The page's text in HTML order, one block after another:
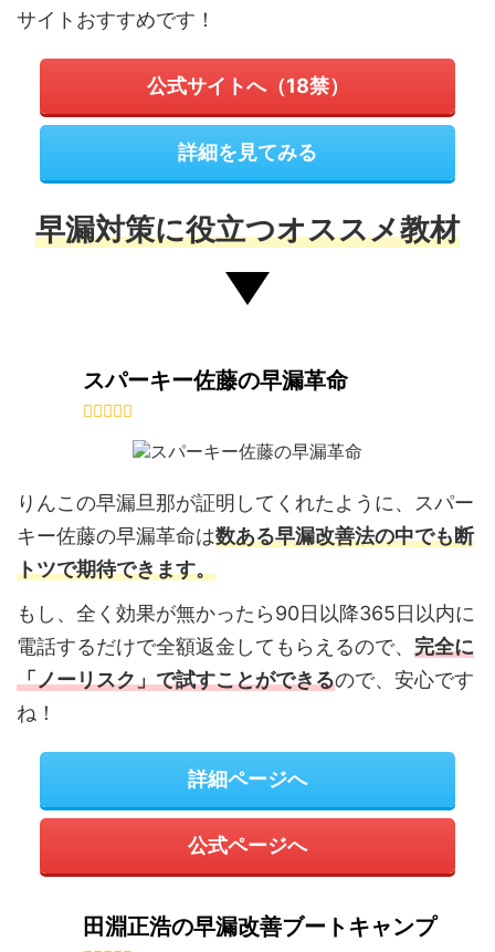
サイトおすすめです！
公式サイトへ（18禁）
詳細を見てみる
早漏対策に役立つオススメ教材
スパーキー佐藤の早漏革命
りんこの早漏旦那が証明してくれたように、スパー
キー佐藤の早漏革命は数ある早漏改善法の中でも断
トツで期待できます。
もし、全く効果が無かったら90日以降365日以内に
電話するだけで全額返金してもらえるので、 完全に
「ノーリスク」で試すことができるので、安心です
ね！
詳細ページへ
公式ページへ
田淵正浩の早漏改善ブートキャンプ